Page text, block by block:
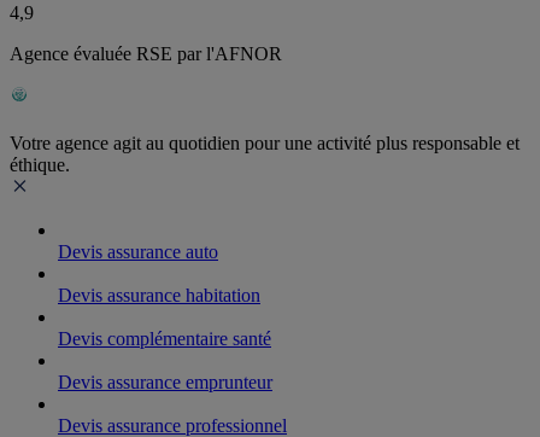
4,9
Agence évaluée RSE par l'AFNOR
Votre agence agit au quotidien pour une activité plus responsable et
éthique.
Devis assurance auto
Devis assurance habitation
Devis complémentaire santé
Devis assurance emprunteur
Devis assurance professionnel